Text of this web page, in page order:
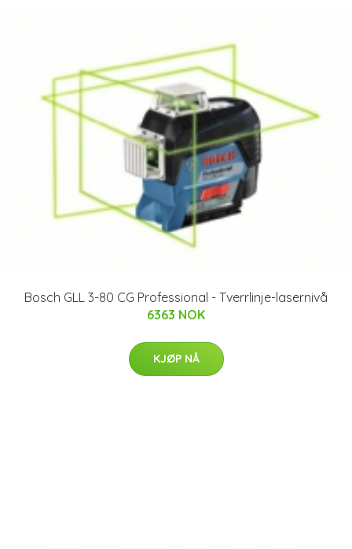
Bosch GLL 3-80 CG Professional - Tverrlinje-lasernivå
6363 NOK
KJØP NÅ